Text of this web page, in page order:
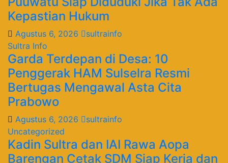
Kepastian Hukum
Agustus 6, 2026
sultrainfo
Sultra Info
Garda Terdepan di Desa: 10
Penggerak HAM Sulselra Resmi
Bertugas Mengawal Asta Cita
Prabowo
Agustus 6, 2026
sultrainfo
Uncategorized
Kadin Sultra dan IAI Rawa Aopa
Barengan Cetak SDM Siap Kerja dan